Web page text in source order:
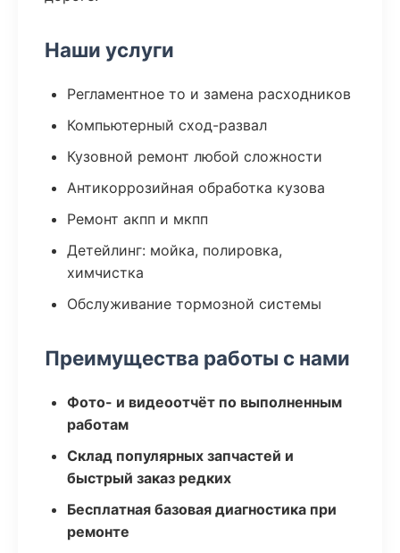
Наши услуги
Регламентное то и замена расходников
Компьютерный сход-развал
Кузовной ремонт любой сложности
Антикоррозийная обработка кузова
Ремонт акпп и мкпп
Детейлинг: мойка, полировка,
химчистка
Обслуживание тормозной системы
Преимущества работы с нами
Фото- и видеоотчёт по выполненным
работам
Склад популярных запчастей и
быстрый заказ редких
Бесплатная базовая диагностика при
ремонте